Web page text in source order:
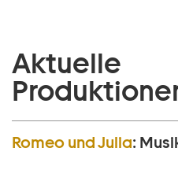
Aktuelle
Romeo und Julia: